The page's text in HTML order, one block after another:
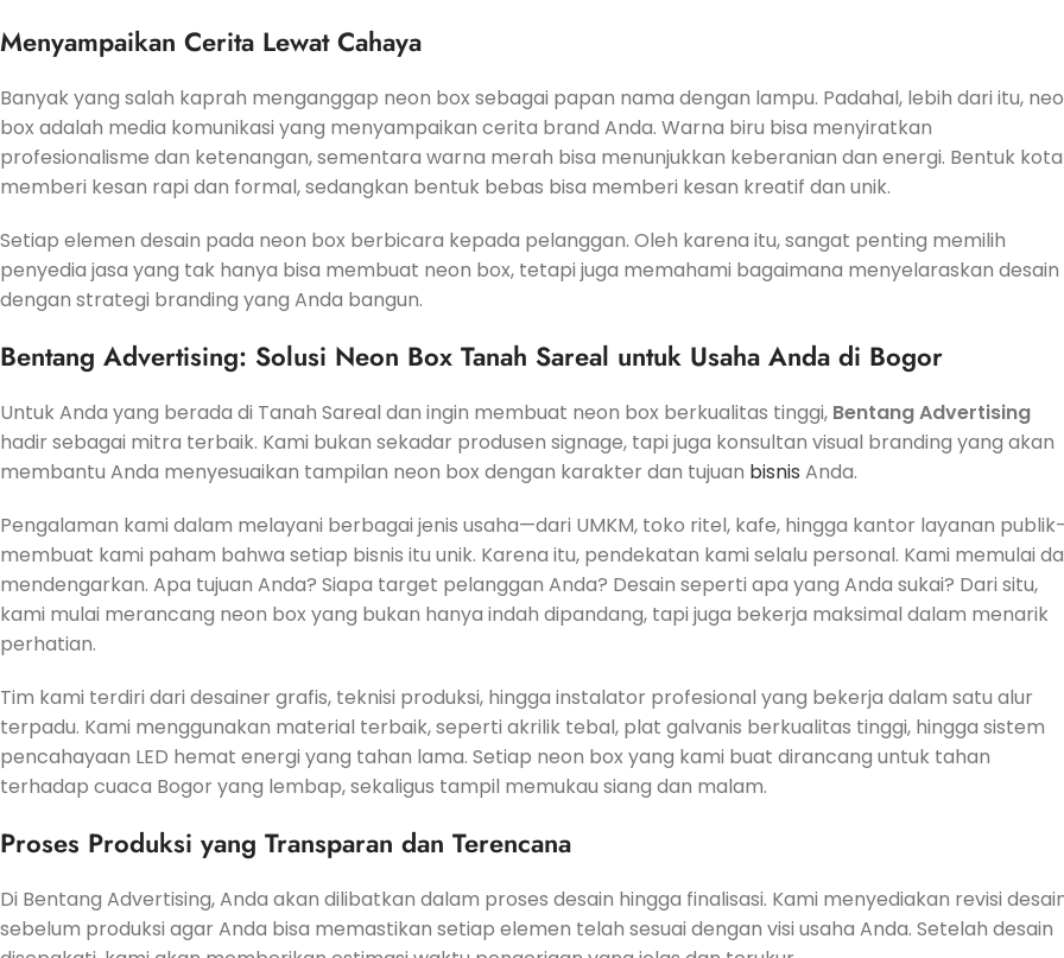
Menyampaikan Cerita Lewat Cahaya
Banyak yang salah kaprah menganggap neon box sebagai papan nama dengan lampu. Padahal, lebih dari itu,
box adalah media komunikasi yang menyampaikan cerita brand Anda. Warna biru bisa menyiratkan
profesionalisme dan ketenangan, sementara warna merah bisa menunjukkan keberanian dan energi. Bentuk
memberi kesan rapi dan formal, sedangkan bentuk bebas bisa memberi kesan kreatif dan unik.
Setiap elemen desain pada neon box berbicara kepada pelanggan. Oleh karena itu, sangat penting memilih
penyedia jasa yang tak hanya bisa membuat neon box, tetapi juga memahami bagaimana menyelaraskan desain
dengan strategi branding yang Anda bangun.
Bentang Advertising: Solusi Neon Box Tanah Sareal untuk Usaha Anda di Bogor
Untuk Anda yang berada di Tanah Sareal dan ingin membuat neon box berkualitas tinggi, Bentang Advertising
hadir sebagai mitra terbaik. Kami bukan sekadar produsen signage, tapi juga konsultan visual branding yang akan
membantu Anda menyesuaikan tampilan neon box dengan karakter dan tujuan bisnis Anda.
Pengalaman kami dalam melayani berbagai jenis usaha—dari UMKM, toko ritel, kafe, hingga kantor layanan
membuat kami paham bahwa setiap bisnis itu unik. Karena itu, pendekatan kami selalu personal. Kami memulai
mendengarkan. Apa tujuan Anda? Siapa target pelanggan Anda? Desain seperti apa yang Anda sukai? Dari situ,
kami mulai merancang neon box yang bukan hanya indah dipandang, tapi juga bekerja maksimal dalam menarik
perhatian.
Tim kami terdiri dari desainer grafis, teknisi produksi, hingga instalator profesional yang bekerja dalam satu alur
terpadu. Kami menggunakan material terbaik, seperti akrilik tebal, plat galvanis berkualitas tinggi, hingga sistem
pencahayaan LED hemat energi yang tahan lama. Setiap neon box yang kami buat dirancang untuk tahan
terhadap cuaca Bogor yang lembap, sekaligus tampil memukau siang dan malam.
Proses Produksi yang Transparan dan Terencana
Di Bentang Advertising, Anda akan dilibatkan dalam proses desain hingga finalisasi. Kami menyediakan revisi
sebelum produksi agar Anda bisa memastikan setiap elemen telah sesuai dengan visi usaha Anda. Setelah desain